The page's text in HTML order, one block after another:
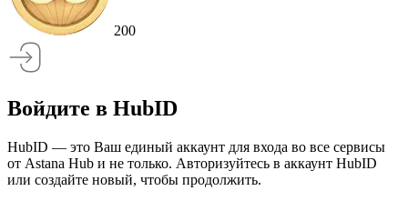
200
Войдите в HubID
HubID — это Ваш единый аккаунт для входа во все сервисы
от Astana Hub и не только. Авторизуйтесь в аккаунт HubID
или создайте новый, чтобы продолжить.